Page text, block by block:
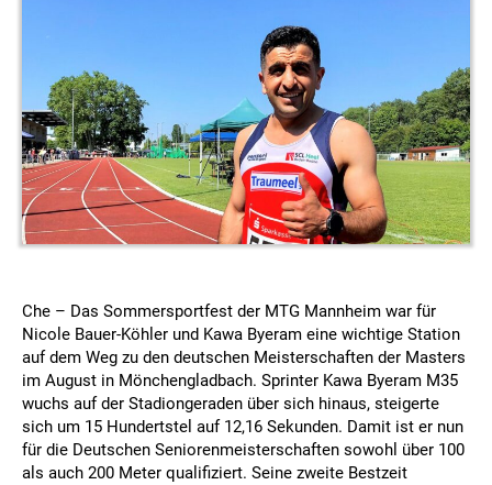
Che – Das Sommersportfest der MTG Mannheim war für
Nicole Bauer-Köhler und Kawa Byeram eine wichtige Station
auf dem Weg zu den deutschen Meisterschaften der Masters
im August in Mönchengladbach. Sprinter Kawa Byeram M35
wuchs auf der Stadiongeraden über sich hinaus, steigerte
sich um 15 Hundertstel auf 12,16 Sekunden. Damit ist er nun
für die Deutschen Seniorenmeisterschaften sowohl über 100
als auch 200 Meter qualifiziert. Seine zweite Bestzeit